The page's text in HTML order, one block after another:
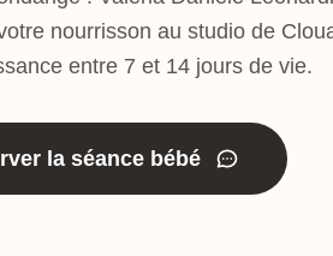
nourrisson au studio de
entre 7 et 14 jours de vie.
la séance bébé